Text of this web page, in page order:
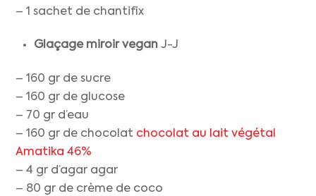
– 1 sachet de chantifix
Glaçage miroir vegan J-J
– 160 gr de sucre
– 160 gr de glucose
– 70 gr d’eau
– 160 gr de chocolat chocolat au lait végétal
Amatika 46%
– 4 gr d’agar agar
– 80 gr de crème de coco